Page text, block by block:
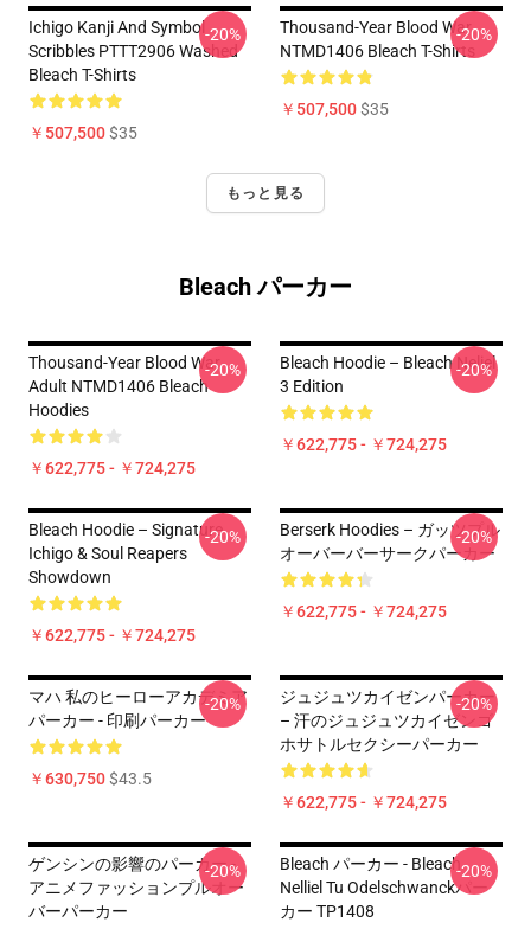
Ichigo Kanji And Symbol
Scribbles PTTT2906 Washed
Bleach T-Shirts
￥507,500$35
-20%
Thousand-Year Blood War
NTMD1406 Bleach T-Shirts
￥507,500$35
-20%
もっと見る
Bleach パーカー
Thousand-Year Blood War
Adult NTMD1406 Bleach
Hoodies
￥622,775 - ￥724,275
-20%
Bleach Hoodie – Bleach Neliel
3 Edition
￥622,775 - ￥724,275
-20%
Bleach Hoodie – Signature
Ichigo & Soul Reapers
Showdown
￥622,775 - ￥724,275
-20%
Berserk Hoodies – ガッツプル
オーバーバーサークパーカー
￥622,775 - ￥724,275
-20%
マハ 私のヒーローアカデミア
パーカー - 印刷パーカー
￥630,750$43.5
-20%
ジュジュツカイゼンパーカー
– 汗のジュジュツカイゼンゴ
ホサトルセクシーパーカー
￥622,775 - ￥724,275
-20%
ゲンシンの影響のパーカー -
アニメファッションプルオー
バーパーカー
-20%
Bleach パーカー - Bleach
Nelliel Tu Odelschwanckパー
カー TP1408
-20%